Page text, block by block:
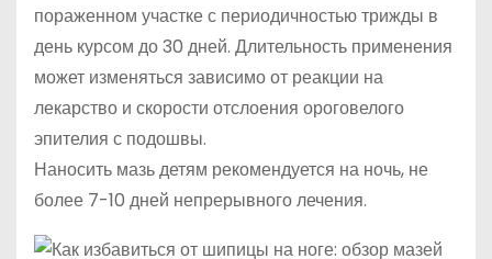
пораженном участке с периодичностью трижды в
день курсом до 30 дней. Длительность применения
может изменяться зависимо от реакции на
лекарство и скорости отслоения ороговелого
эпителия с подошвы.
Наносить мазь детям рекомендуется на ночь, не
более 7-10 дней непрерывного лечения.